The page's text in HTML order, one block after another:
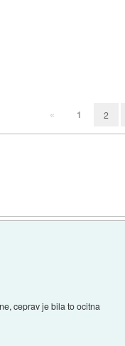
« 1 2
ceprav je bila to ocitna